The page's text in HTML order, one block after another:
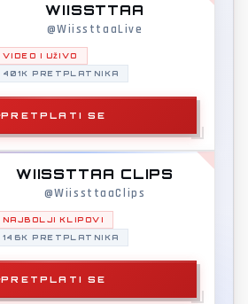
WIISSTTAA
@WiissttaaLive
VIDEO I UŽIVO
401K PRETPLATNIKA
PRETPLATI SE
WIISSTTAA CLIPS
@WiissttaaClips
NAJBOLJI KLIPOVI
146K PRETPLATNIKA
PRETPLATI SE